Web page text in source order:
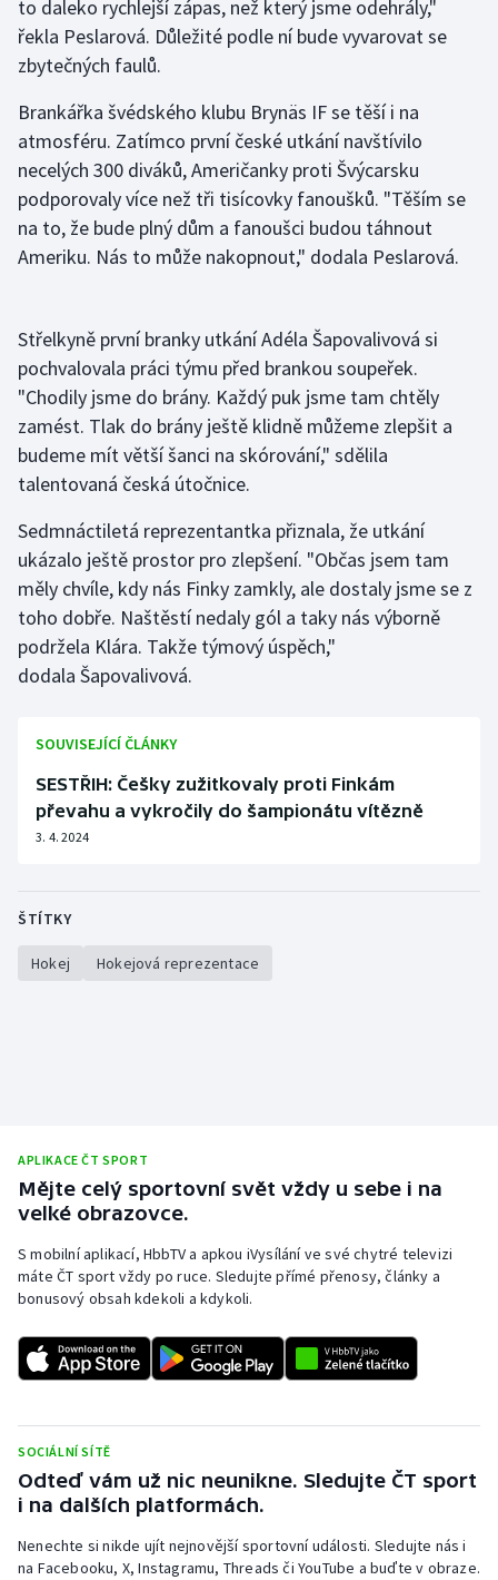
to daleko rychlejší zápas, než který jsme odehrály,"
řekla Peslarová. Důležité podle ní bude vyvarovat se
zbytečných faulů.
Brankářka švédského klubu Brynäs IF se těší i na
atmosféru. Zatímco první české utkání navštívilo
necelých 300 diváků, Američanky proti Švýcarsku
podporovaly více než tři tisícovky fanoušků. "Těším se
na to, že bude plný dům a fanoušci budou táhnout
Ameriku. Nás to může nakopnout," dodala Peslarová.
Střelkyně první branky utkání Adéla Šapovalivová si
pochvalovala práci týmu před brankou soupeřek.
"Chodily jsme do brány. Každý puk jsme tam chtěly
zamést. Tlak do brány ještě klidně můžeme zlepšit a
budeme mít větší šanci na skórování," sdělila
talentovaná česká útočnice.
Sedmnáctiletá reprezentantka přiznala, že utkání
ukázalo ještě prostor pro zlepšení. "Občas jsem tam
měly chvíle, kdy nás Finky zamkly, ale dostaly jsme se z
toho dobře. Naštěstí nedaly gól a taky nás výborně
podržela Klára. Takže týmový úspěch,"
dodala Šapovalivová.
SOUVISEJÍCÍ ČLÁNKY
SESTŘIH: Češky zužitkovaly proti Finkám
převahu a vykročily do šampionátu vítězně
3. 4. 2024
ŠTÍTKY
Hokej Hokejová reprezentace
APLIKACE ČT SPORT
Mějte celý sportovní svět vždy u sebe i na
velké obrazovce.
S mobilní aplikací, HbbTV a apkou iVysílání ve své chytré televizi
máte ČT sport vždy po ruce. Sledujte přímé přenosy, články a
bonusový obsah kdekoli a kdykoli.
SOCIÁLNÍ SÍTĚ
Odteď vám už nic neunikne. Sledujte ČT sport
i na dalších platformách.
Nenechte si nikde ujít nejnovější sportovní události. Sledujte nás i
na Facebooku, X, Instagramu, Threads či YouTube a buďte v obraze.